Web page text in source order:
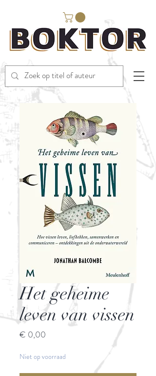
Het geheime
leven van vissen
€ 0,00
Niet op voorraad